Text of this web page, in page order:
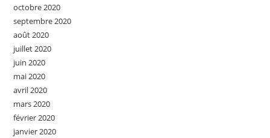
octobre 2020
septembre 2020
août 2020
juillet 2020
juin 2020
mai 2020
avril 2020
mars 2020
février 2020
janvier 2020